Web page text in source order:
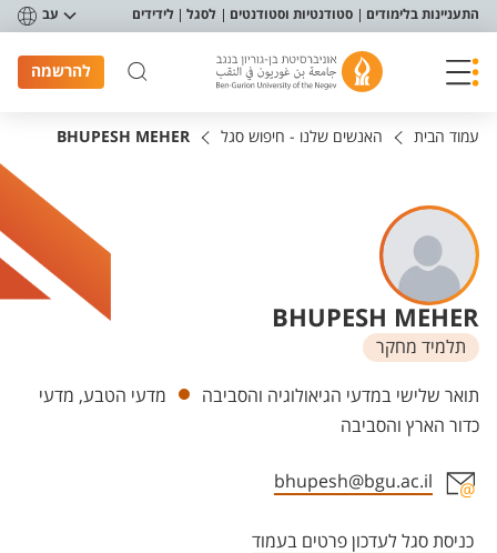
תפריט נגישות
התעניינות בלימודים סטודנטיות וסטודנטים לסגל לידידים עב
להרשמה
עמוד הבית האנשים שלנו - חיפוש סגל BHUPESH MEHER
BHUPESH MEHER
תלמיד מחקר
יחידות
תואר שלישי במדעי הגיאולוגיה והסביבה
מדעי הטבע, מדעי
כדור הארץ והסביבה
bhupesh@bgu.ac.il
כניסת סגל לעדכון פרטים בעמוד